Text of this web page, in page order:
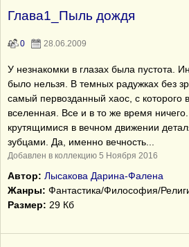
Глава1_Пыль дождя
0 28.06.2009
У незнакомки в глазах была пустота.
было нельзя. В темных радужках без
самый первозданный хаос, с которого
вселенная. Все и в то же время
крутящимися в вечном движении
зубцами. Да, именно вечность...
Добавлен в коллекцию 5 Ноября 2016
Автор: Лысакова Дарина-Фалена
Жанры: Фантастика/Философия/
Размер: 29 Кб